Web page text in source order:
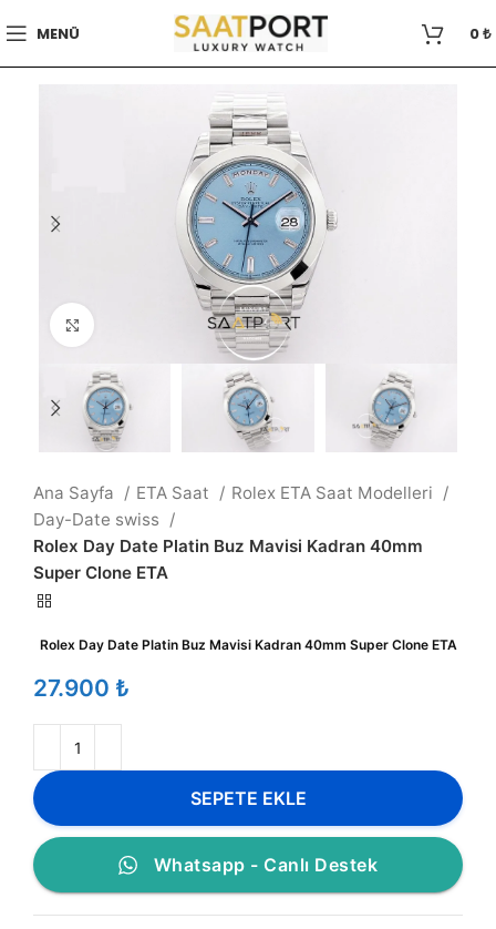
MENÜ 0₺
Büyütmek için tıklayın
Ana Sayfa ETA Saat
Rolex ETA Saat Modelleri
Day-Date swiss
Rolex Day Date Platin Buz Mavisi Kadran 40mm
Super Clone ETA
Rolex Day Date Platin Buz Mavisi Kadran 40mm Super Clone ETA
₺
SEPETE EKLE
Whatsapp - Canlı Destek